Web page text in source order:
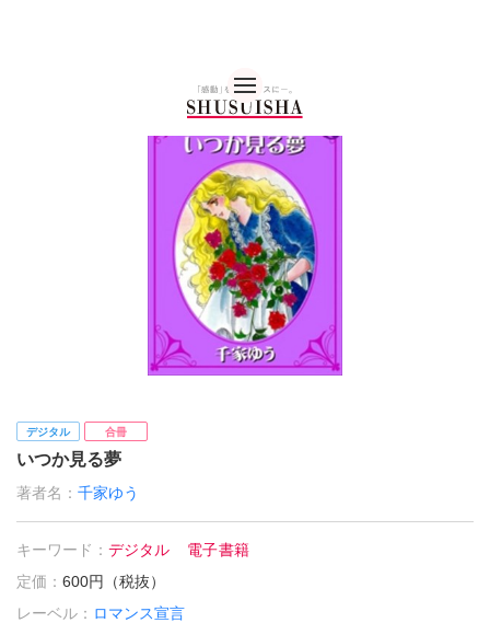
デジタル 合冊
いつか見る夢
著者名：千家ゆう
キーワード：デジタル
電子書籍
定価：600円（税抜）
レーベル： ロマンス宣言